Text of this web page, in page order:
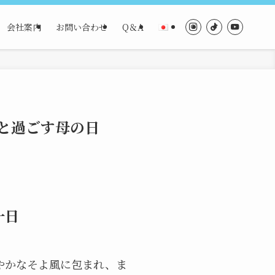
会社案内 お問い合わせ Q＆A
過ごす母の日
なそよ風に包まれ、ま